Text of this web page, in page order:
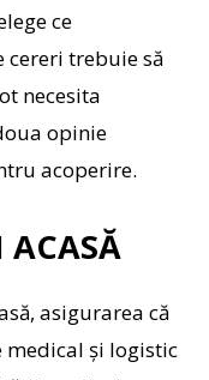
ce
trebuie să
necesita
opinie
acoperire.
ACASĂ
asigurarea că
medical și logistic